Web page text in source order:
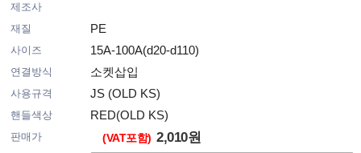
제조사
재질
PE
사이즈 15A-100A(d20-d110)
연결방식 소켓삽입
사용규격 JS (OLD KS)
핸들색상 RED(OLD KS)
판매가 2,010원
(VAT포함)